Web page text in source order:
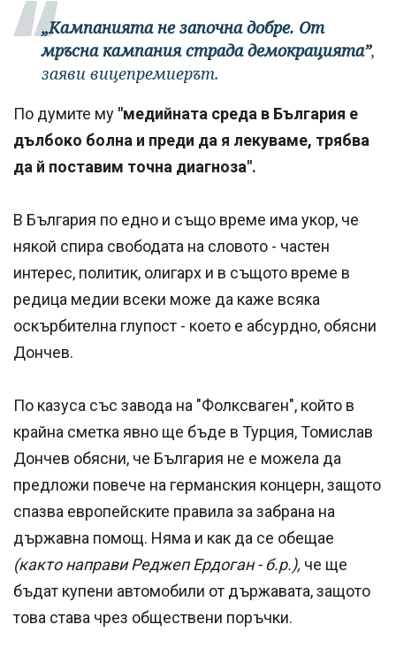
„Кампанията не започна добре. От
мръсна кампания страда демокрацията”,
заяви вицепремиерът.
По думите му "медийната среда в България е
дълбоко болна и преди да я лекуваме, трябва
да й поставим точна диагноза".
В България по едно и също време има укор, че
някой спира свободата на словото - частен
интерес, политик, олигарх и в същото време в
редица медии всеки може да каже всяка
оскърбителна глупост - което е абсурдно, обясни
Дончев.
По казуса със завода на "Фолксваген", който в
крайна сметка явно ще бъде в Турция, Томислав
Дончев обясни, че България не е можела да
предложи повече на германския концерн, защото
спазва европейските правила за забрана на
държавна помощ. Няма и как да се обещае
(както направи Реджеп Ердоган - б.р.), че ще
бъдат купени автомобили от държавата, защото
това става чрез обществени поръчки.